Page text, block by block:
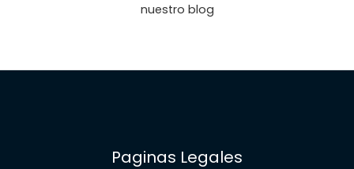
nuestro blog
Paginas Legales